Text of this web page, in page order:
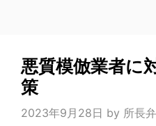
悪質模倣業者に
策
2023年9月28日 by 所長